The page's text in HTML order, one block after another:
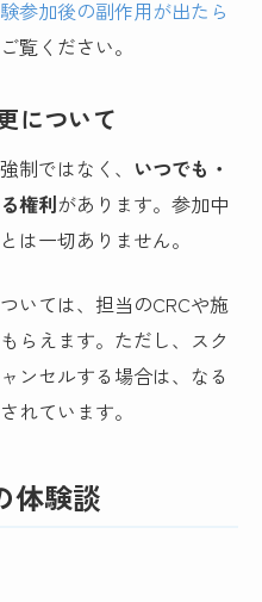
参加後の副作用が出たら
覧ください。
について
制ではなく、 いつでも・
権利があります。参加中
は一切ありません。
いては、担当のCRCや施
らえます。ただし、スク
ンセルする場合は、なる
れています。
体験談